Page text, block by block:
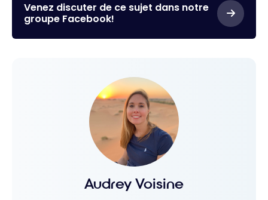
Venez discuter de ce sujet dans notre
groupe Facebook!
Audrey Voisine